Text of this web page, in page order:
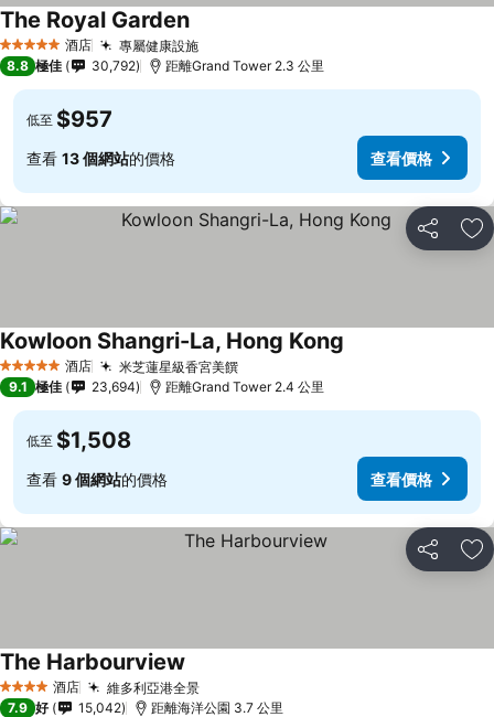
5 星級 酒店 專屬健康設施
The Royal Garden
8.8 極佳 30,792 距離Grand Tower 2.3 公里
低至 $957
查看 13 個網站的價格 查看價格
分享 放
5 星級 酒店 米芝蓮星級香宮美饌
Kowloon Shangri-La, Hong Kong
9.1 極佳 23,694 距離Grand Tower 2.4 公里
低至 $1,508
查看 9 個網站的價格 查看價格
分享 放
4 星級 酒店 維多利亞港全景
The Harbourview
7.9 好 15,042 距離海洋公園 3.7 公里